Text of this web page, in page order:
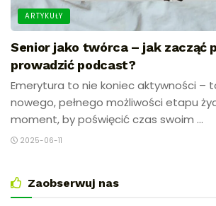
ARTYKUŁY
Senior jako twórca – jak zacząć
prowadzić podcast?
Emerytura to nie koniec aktywności –
nowego, pełnego możliwości etapu
moment, by poświęcić czas swoim ...
2025-06-11
Zaobserwuj nas